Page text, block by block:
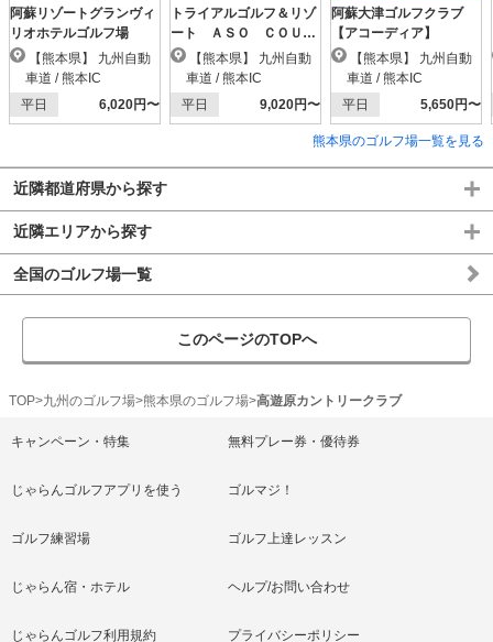
阿蘇リゾートグランヴィ
リオホテルゴルフ場
車道 / 熊本IC
平日
6,020円〜
トライアルゴルフ＆リゾ
ート ＡＳＯ ＣＯＵＲ
ＳＥ（阿蘇東急）
車道 / 熊本IC
平日
9,020円〜
阿蘇大津ゴルフクラブ
【アコーディア】
車道 / 熊本IC
平日
5,650円〜
熊本県のゴルフ場一覧を見る
近隣都道府県から探す
近隣エリアから探す
全国のゴルフ場一覧
このページのTOPへ
TOP 九州のゴルフ場 熊本県のゴルフ場 高遊原カントリークラブ
キャンペーン・特集 無料プレー券・優待券
じゃらんゴルフアプリを使う ゴルマジ！
ゴルフ練習場 ゴルフ上達レッスン
じゃらん宿・ホテル ヘルプ/お問い合わせ
じゃらんゴルフ利用規約 プライバシーポリシー